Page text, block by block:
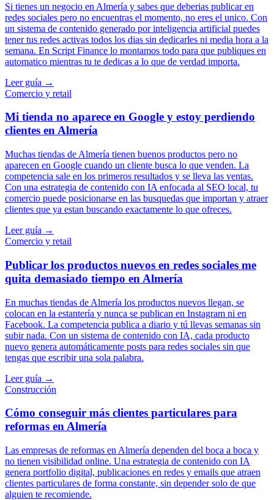
Si tienes un negocio en Almería y sabes que deberias publicar en
redes sociales pero no encuentras el momento, no eres el unico. Con
un sistema de contenido generado por inteligencia artificial puedes
tener tus redes activas todos los dias sin dedicarles ni media hora a la
semana. En Script Finance lo montamos todo para que publiques en
automatico mientras tu te dedicas a lo que de verdad importa.
Leer guía →
Comercio y retail
Mi tienda no aparece en Google y estoy perdiendo
clientes en Almería
Muchas tiendas de Almería tienen buenos productos pero no
aparecen en Google cuando un cliente busca lo que venden. La
competencia sale en los primeros resultados y se lleva las ventas.
Con una estrategia de contenido con IA enfocada al SEO local, tu
comercio puede posicionarse en las busquedas que importan y atraer
clientes que ya estan buscando exactamente lo que ofreces.
Leer guía →
Comercio y retail
Publicar los productos nuevos en redes sociales me
quita demasiado tiempo en Almería
En muchas tiendas de Almería los productos nuevos llegan, se
colocan en la estantería y nunca se publican en Instagram ni en
Facebook. La competencia publica a diario y tú llevas semanas sin
subir nada. Con un sistema de contenido con IA, cada producto
nuevo genera automáticamente posts para redes sociales sin que
tengas que escribir una sola palabra.
Leer guía →
Construcción
Cómo conseguir más clientes particulares para
reformas en Almería
Las empresas de reformas en Almería dependen del boca a boca y
no tienen visibilidad online. Una estrategia de contenido con IA
genera portfolio digital, publicaciones en redes y emails que atraen
clientes particulares de forma constante, sin depender solo de que
alguien te recomiende.